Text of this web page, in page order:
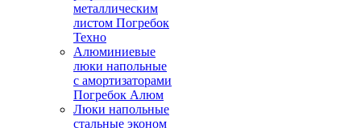
металлическим
листом Погребок
Техно
Алюминиевые
люки напольные
с амортизаторами
Погребок Алюм
Люки напольные
стальные эконом